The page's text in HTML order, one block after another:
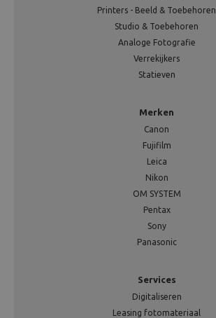
Printers - Beeld & Toebehoren
Studio & Toebehoren
Analoge Fotografie
Verrekijkers
Statieven
Merken
Canon
Fujifilm
Leica
Nikon
OM SYSTEM
Pentax
Sony
Panasonic
Services
Digitaliseren
Leasing fotomateriaal